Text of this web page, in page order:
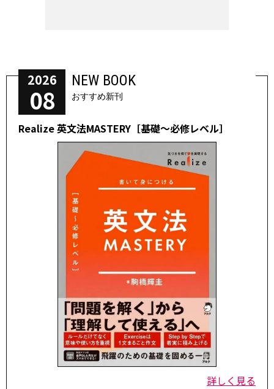
2026
08
NEW BOOK
おすすめ新刊
Realize 英文法MASTERY［基礎～必修レベル］
詳しく見る